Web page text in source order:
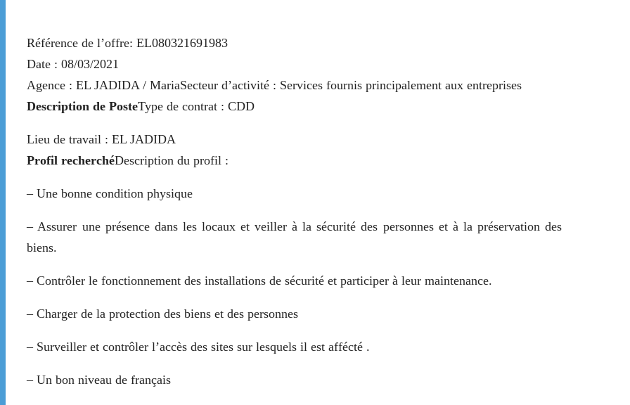
Référence de l’offre: EL080321691983
Date : 08/03/2021
Agence : EL JADIDA / MariaSecteur d’activité : Services fournis principalement aux entreprises
Description de PosteType de contrat : CDD
Lieu de travail : EL JADIDA
Profil recherchéDescription du profil :
– Une bonne condition physique
– Assurer une présence dans les locaux et veiller à la sécurité des personnes et à la préservation des
biens.
– Contrôler le fonctionnement des installations de sécurité et participer à leur maintenance.
– Charger de la protection des biens et des personnes
– Surveiller et contrôler l’accès des sites sur lesquels il est affécté .
– Un bon niveau de français